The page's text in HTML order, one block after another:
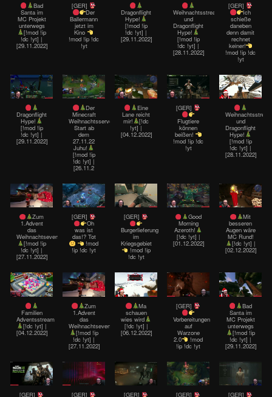
Bad
Santa im
MC Projekt
unterwegs
[!mod !ip
!dc !yt] |
[29.11.2022]
[GER]
Der
Ballermann
jetzt im
Kino
!mod !ip !dc
!yt
Dragonflight
Hype!
[!mod !ip
!dc !yt] |
[29.11.2022]
Weihnachtsstream
und
Dragonflight
Hype!
[!mod !ip
!dc !yt] |
[28.11.2022]
[GER]
Ich
schieße
daneben
denn damit
rechnet
keiner!
!mod !ip !dc
!yt
Dragonflight
Hype!
[!mod !ip
!dc !yt] |
[29.11.2022]
Der
Minecraft
Weihnachtsserver
Start ab
dem
27.11.22
Juhu!
[!mod !ip
!dc !yt] |
[26.11.2
Eine
Lane reicht
mir! [!dc
!yt] |
[04.12.2022]
[GER]
Flugtiere
können
beißen!
!mod !ip !dc
!yt
Weihnachtsstream
und
Dragonflight
Hype!
[!mod !ip
!dc !yt] |
[28.11.2022]
Zum
1.Advent
das
Weihnachtsevent!
[!mod !ip
!dc !yt] |
[27.11.2022]
[GER]
Oh
was ist
das!? Tot
!mod
!ip !dc !yt
[GER]
Burgerlieferung
im
Kriegsgebiet
!mod !ip
!dc !yt
Good
Morning
Azeroth!
[!dc !yt] |
[01.12.2022]
Mit
besseren
Augen wäre
MC Rund!
[!dc !yt] |
[02.12.2022]
Familien
Adventsstream
[!dc !yt] |
[04.12.2022]
Zum
1.Advent
das
Weihnachtsevent!
[!mod !ip
!dc !yt] |
[27.11.2022]
Ma
schauen
wies wird
[!dc !yt] |
[06.12.2022]
[GER]
Vorbereitungen
auf
Warzone
2.0 !mod
!ip !dc !yt
Bad
Santa im
MC Projekt
unterwegs
[!mod !ip
!dc !yt] |
[29.11.2022]
[GER]
[GER]
[GER]
[GER]
[GER]